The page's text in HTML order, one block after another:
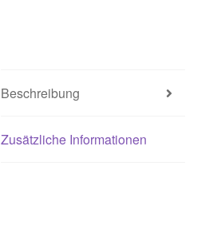
Beschreibung
Zusätzliche Informationen